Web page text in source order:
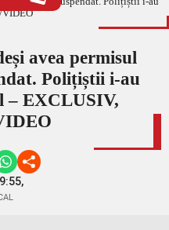
avea permisul
Polițiștii i-au
– EXCLUSIV,